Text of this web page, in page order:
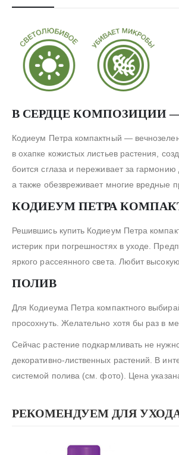
В СЕРДЦЕ КОМПОЗИЦИИ
Кодиеум Петра компактный —
в охапке кожистых листьев растения,
боится сглаза и переживает за
а также обезвреживает многие вредные
КОДИЕУМ ПЕТРА
Решившись купить Кодиеум Петра
истерик при погрешностях в уходе.
яркого рассеянного света. Любит
ПОЛИВ
Для Кодиеума Петра компактного
просохнуть. Желательно хотя бы раз в
Сейчас растение подкармливать не
декоративно-лиственных растений. В
системой полива (см. фото). Цена
РЕКОМЕНДУЕМ ДЛЯ